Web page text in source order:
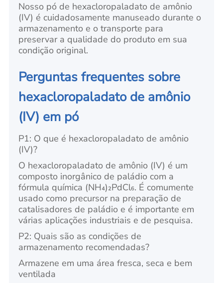
Nosso pó de hexacloropaladato de amônio
(IV) é cuidadosamente manuseado durante o
armazenamento e o transporte para
preservar a qualidade do produto em sua
condição original.
Perguntas frequentes sobre
hexacloropaladato de amônio
(IV) em pó
P1: O que é hexacloropaladato de amônio
(IV)?
O hexacloropaladato de amônio (IV) é um
composto inorgânico de paládio com a
fórmula química (NH₄)₂PdCl₆. É comumente
usado como precursor na preparação de
catalisadores de paládio e é importante em
várias aplicações industriais e de pesquisa.
P2: Quais são as condições de
armazenamento recomendadas?
Armazene em uma área fresca, seca e bem
ventilada